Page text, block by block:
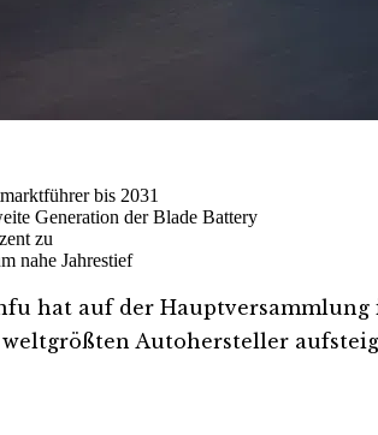
bis 2031
Generation der Blade Battery
zu
nahe Jahrestief
hat auf der
Autohersteller